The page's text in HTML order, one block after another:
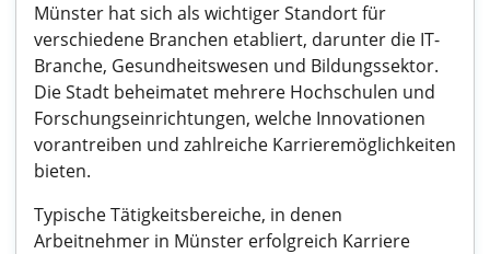
Münster hat sich als wichtiger Standort für
verschiedene Branchen etabliert, darunter die IT-
Branche, Gesundheitswesen und Bildungssektor.
Die Stadt beheimatet mehrere Hochschulen und
Forschungseinrichtungen, welche Innovationen
vorantreiben und zahlreiche Karrieremöglichkeiten
bieten.
Typische Tätigkeitsbereiche, in denen
Arbeitnehmer in Münster erfolgreich Karriere